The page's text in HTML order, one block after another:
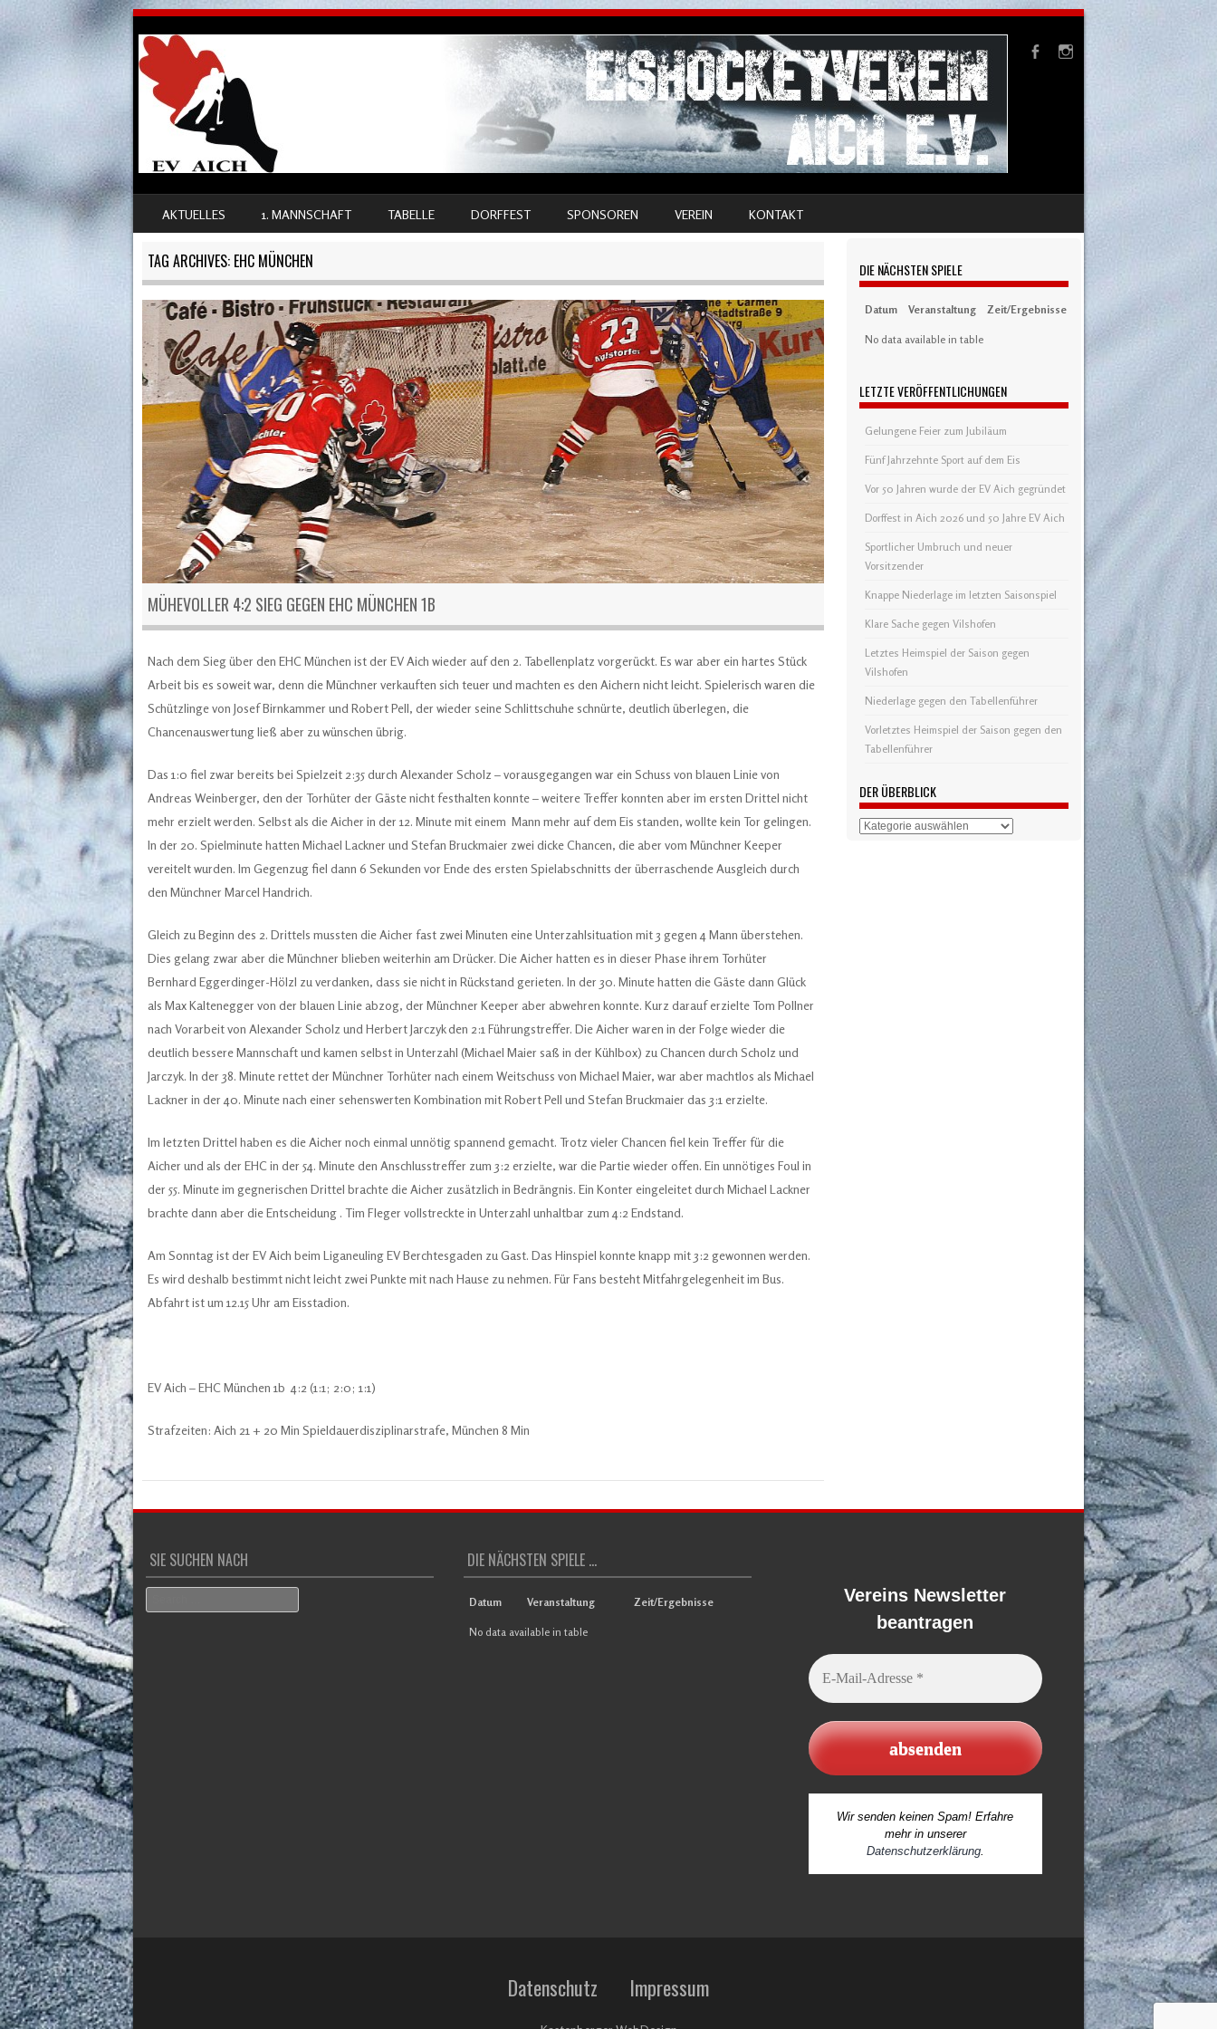
MENU
AKTUELLES 1. MANNSCHAFT TABELLE DORFFEST SPONSOREN VEREIN KONTAKT
TAG ARCHIVES: EHC MÜNCHEN
MÜHEVOLLER 4:2 SIEG GEGEN EHC MÜNCHEN 1B
Nach dem Sieg über den EHC München ist der EV Aich wieder auf den 2. Tabellenplatz vorgerückt. Es war aber ein hartes Stück
Arbeit bis es soweit war, denn die Münchner verkauften sich teuer und machten es den Aichern nicht leicht. Spielerisch waren die
Schützlinge von Josef Birnkammer und Robert Pell, der wieder seine Schlittschuhe schnürte, deutlich überlegen, die
Chancenauswertung ließ aber zu wünschen übrig.
Das 1:0 fiel zwar bereits bei Spielzeit 2:35 durch Alexander Scholz – vorausgegangen war ein Schuss von blauen Linie von
Andreas Weinberger, den der Torhüter der Gäste nicht festhalten konnte – weitere Treffer konnten aber im ersten Drittel nicht
mehr erzielt werden. Selbst als die Aicher in der 12. Minute mit einem Mann mehr auf dem Eis standen, wollte kein Tor gelingen.
In der 20. Spielminute hatten Michael Lackner und Stefan Bruckmaier zwei dicke Chancen, die aber vom Münchner Keeper
vereitelt wurden. Im Gegenzug fiel dann 6 Sekunden vor Ende des ersten Spielabschnitts der überraschende Ausgleich durch
den Münchner Marcel Handrich.
Gleich zu Beginn des 2. Drittels mussten die Aicher fast zwei Minuten eine Unterzahlsituation mit 3 gegen 4 Mann überstehen.
Dies gelang zwar aber die Münchner blieben weiterhin am Drücker. Die Aicher hatten es in dieser Phase ihrem Torhüter
Bernhard Eggerdinger-Hölzl zu verdanken, dass sie nicht in Rückstand gerieten. In der 30. Minute hatten die Gäste dann Glück
als Max Kaltenegger von der blauen Linie abzog, der Münchner Keeper aber abwehren konnte. Kurz darauf erzielte Tom Pollner
nach Vorarbeit von Alexander Scholz und Herbert Jarczyk den 2:1 Führungstreffer. Die Aicher waren in der Folge wieder die
deutlich bessere Mannschaft und kamen selbst in Unterzahl (Michael Maier saß in der Kühlbox) zu Chancen durch Scholz und
Jarczyk. In der 38. Minute rettet der Münchner Torhüter nach einem Weitschuss von Michael Maier, war aber machtlos als Michael
Lackner in der 40. Minute nach einer sehenswerten Kombination mit Robert Pell und Stefan Bruckmaier das 3:1 erzielte.
Im letzten Drittel haben es die Aicher noch einmal unnötig spannend gemacht. Trotz vieler Chancen fiel kein Treffer für die
Aicher und als der EHC in der 54. Minute den Anschlusstreffer zum 3:2 erzielte, war die Partie wieder offen. Ein unnötiges Foul in
der 55. Minute im gegnerischen Drittel brachte die Aicher zusätzlich in Bedrängnis. Ein Konter eingeleitet durch Michael Lackner
brachte dann aber die Entscheidung . Tim Fleger vollstreckte in Unterzahl unhaltbar zum 4:2 Endstand.
Am Sonntag ist der EV Aich beim Liganeuling EV Berchtesgaden zu Gast. Das Hinspiel konnte knapp mit 3:2 gewonnen werden.
Es wird deshalb bestimmt nicht leicht zwei Punkte mit nach Hause zu nehmen. Für Fans besteht Mitfahrgelegenheit im Bus.
Abfahrt ist um 12.15 Uhr am Eisstadion.
EV Aich – EHC München 1b 4:2 (1:1; 2:0; 1:1)
Strafzeiten: Aich 21 + 20 Min Spieldauerdisziplinarstrafe, München 8 Min
DIE NÄCHSTEN SPIELE
Datum Veranstaltung Zeit/Ergebnisse Austragungsort
No data available in table
LETZTE VERÖFFENTLICHUNGEN
Gelungene Feier zum Jubiläum
Fünf Jahrzehnte Sport auf dem Eis
Vor 50 Jahren wurde der EV Aich gegründet
Dorffest in Aich 2026 und 50 Jahre EV Aich
Sportlicher Umbruch und neuer
Vorsitzender
Knappe Niederlage im letzten Saisonspiel
Klare Sache gegen Vilshofen
Letztes Heimspiel der Saison gegen
Vilshofen
Niederlage gegen den Tabellenführer
Vorletztes Heimspiel der Saison gegen den
Tabellenführer
DER ÜBERBLICK
Der
SIE SUCHEN NACH DIE NÄCHSTEN SPIELE ...
Datum Veranstaltung Zeit/Ergebnisse
No data available in table
Vereins Newsletter
beantragen
Wir senden keinen Spam! Erfahre
mehr in unserer
Datenschutzerklärung.
Datenschutz Impressum